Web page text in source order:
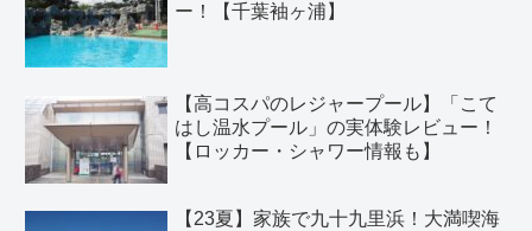
ー！【千葉袖ヶ浦】
【高コスパのレジャープール】「こて
はし温水プール」の実体験レビュー！
【ロッカー・シャワー情報も】
【23夏】家族で九十九里浜！大満喫海